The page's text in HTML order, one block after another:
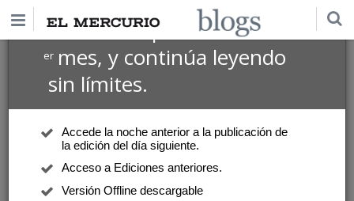
Suscríbete por $1 USD
ermes, y continúa leyendo
sin límites.
Accede la noche anterior a la publicación de
la edición del día siguiente.
Acceso a Ediciones anteriores.
Versión Offline descargable